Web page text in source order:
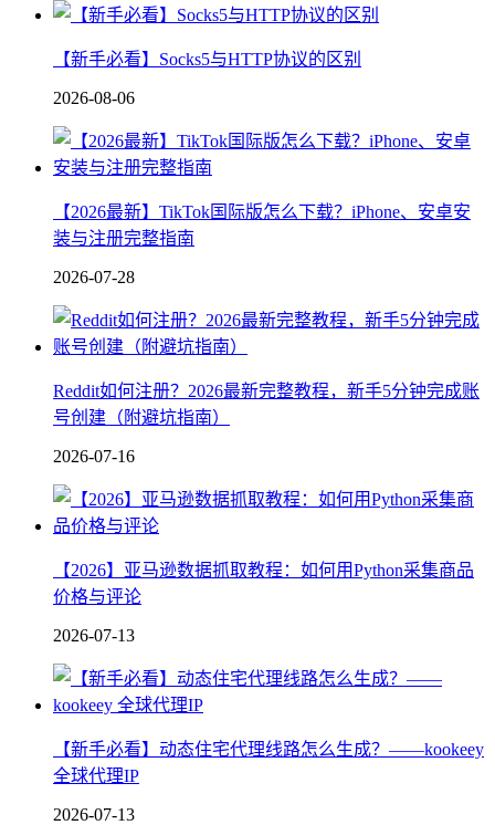
【新手必看】Socks5与HTTP协议的区别
2026-08-06
【2026最新】TikTok国际版怎么下载？iPhone、安卓安
装与注册完整指南
2026-07-28
Reddit如何注册？2026最新完整教程，新手5分钟完成账
号创建（附避坑指南）
2026-07-16
【2026】亚马逊数据抓取教程：如何用Python采集商品
价格与评论
2026-07-13
【新手必看】动态住宅代理线路怎么生成？——kookeey
全球代理IP
2026-07-13